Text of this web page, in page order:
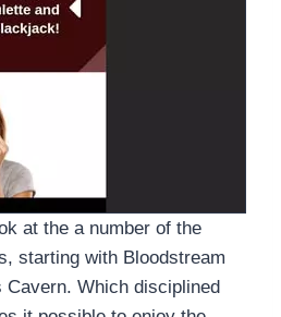
at the a number of the
starting with Bloodstream
Cavern. Which disciplined